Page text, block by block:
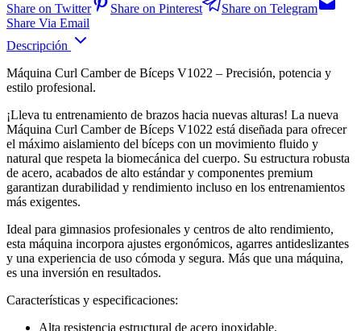
Share on Twitter Share on Pinterest
Share on Telegram
Share Via Email
Descripción
Máquina Curl Camber de Bíceps V1022 – Precisión, potencia y
estilo profesional.
¡Lleva tu entrenamiento de brazos hacia nuevas alturas! La nueva
Máquina Curl Camber de Bíceps V1022 está diseñada para ofrecer
el máximo aislamiento del bíceps con un movimiento fluido y
natural que respeta la biomecánica del cuerpo. Su estructura robusta
de acero, acabados de alto estándar y componentes premium
garantizan durabilidad y rendimiento incluso en los entrenamientos
más exigentes.
Ideal para gimnasios profesionales y centros de alto rendimiento,
esta máquina incorpora ajustes ergonómicos, agarres antideslizantes
y una experiencia de uso cómoda y segura. Más que una máquina,
es una inversión en resultados.
Características y especificaciones:
Alta resistencia estructural de acero inoxidable.